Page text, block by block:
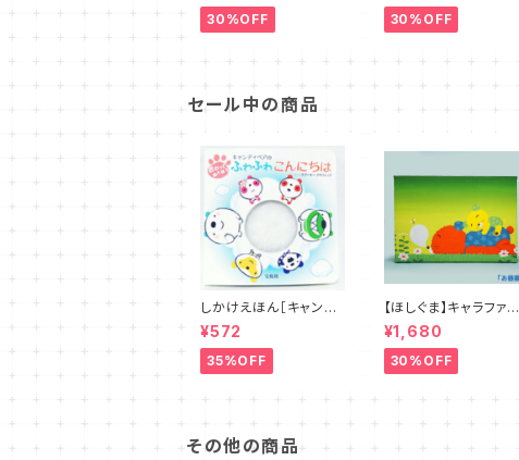
30%OFF 30%OFF
セール中の商品
しかけえほん［キャンデ
ィベアのふわふわ こん
にちわ］
¥572
35%OFF
【ほしぐま】キャラファイ
ンボード４種
¥1,680
30%OFF
その他の商品